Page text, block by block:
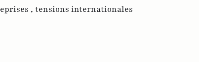
, tensions internationales